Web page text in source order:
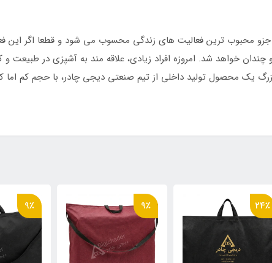
محبوب ترین فعالیت های زندگی محسوب می شود و قطعا اگر این
خواهد شد. امروزه افراد زیادی، علاقه مند به آشپزی در طبیعت
یک محصول تولید داخلی از تیم صنعتی دیجی چادر، با حجم کم اما
24٪ 9٪ 9٪